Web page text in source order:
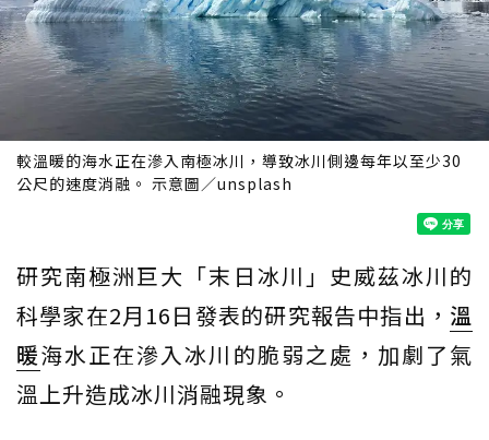
較溫暖的海水正在滲入南極冰川，導致冰川側邊每年以至少30
公尺的速度消融。 示意圖／unsplash
研究南極洲巨大「末日冰川」史威茲冰川的
科學家在2月16日發表的研究報告中指出， 溫
暖海水正在滲入冰川的脆弱之處，加劇了氣
溫上升造成冰川消融現象。